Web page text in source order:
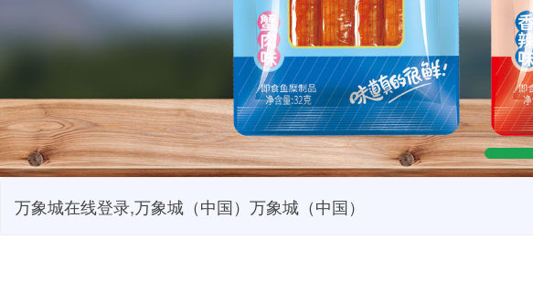
万象城在线登录,万象城（中国）万象城（中国）